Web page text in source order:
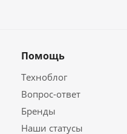
Помощь
Техноблог
Вопрос-ответ
Бренды
Наши статусы